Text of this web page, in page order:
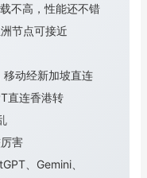
不高，性能还不错
节点可接近
动经新加坡直连
直连香港转
害
、Gemini、